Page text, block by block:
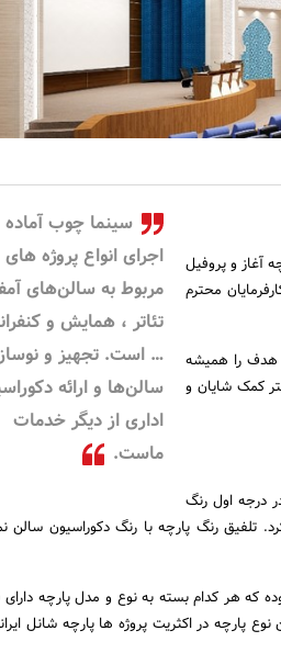
سینما چوب آماده
اجرای انواع پروژه های
مربوط به سالن‌های
تئاتر ، همایش و
… است. تجهیز و
سالن‌ها و ارائه
اداری از دیگر خدمات
ماست.
آغاز و پروفیل
محترم
هدف را همیشه
کمک شایان و
درجه اول رنگ
تلفیق رنگ پارچه با رنگ دکوراسیون سالن
که هر کدام بسته به نوع و مدل پارچه
نوع پارچه در اکثریت پروژه ها پارچه شانل